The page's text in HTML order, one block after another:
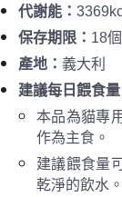
代謝能 ：
保存期限： 18
產地： 義大利
建議每日餵食量
本品為貓專
作為主食。
建議餵食量
乾淨的飲水。